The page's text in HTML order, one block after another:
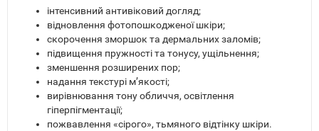
інтенсивний антивіковий догляд;
відновлення фотопошкодженої шкіри;
скорочення зморшок та дермальних заломів;
підвищення пружності та тонусу, ущільнення;
зменшення розширених пор;
надання текстурі м’якості;
вирівнювання тону обличчя, освітлення
гіперпігментації;
пожвавлення «сірого», тьмяного відтінку шкіри.